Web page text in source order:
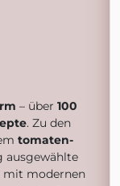
– über 100
. Zu den
tomaten-
ausgewählte
mit modernen